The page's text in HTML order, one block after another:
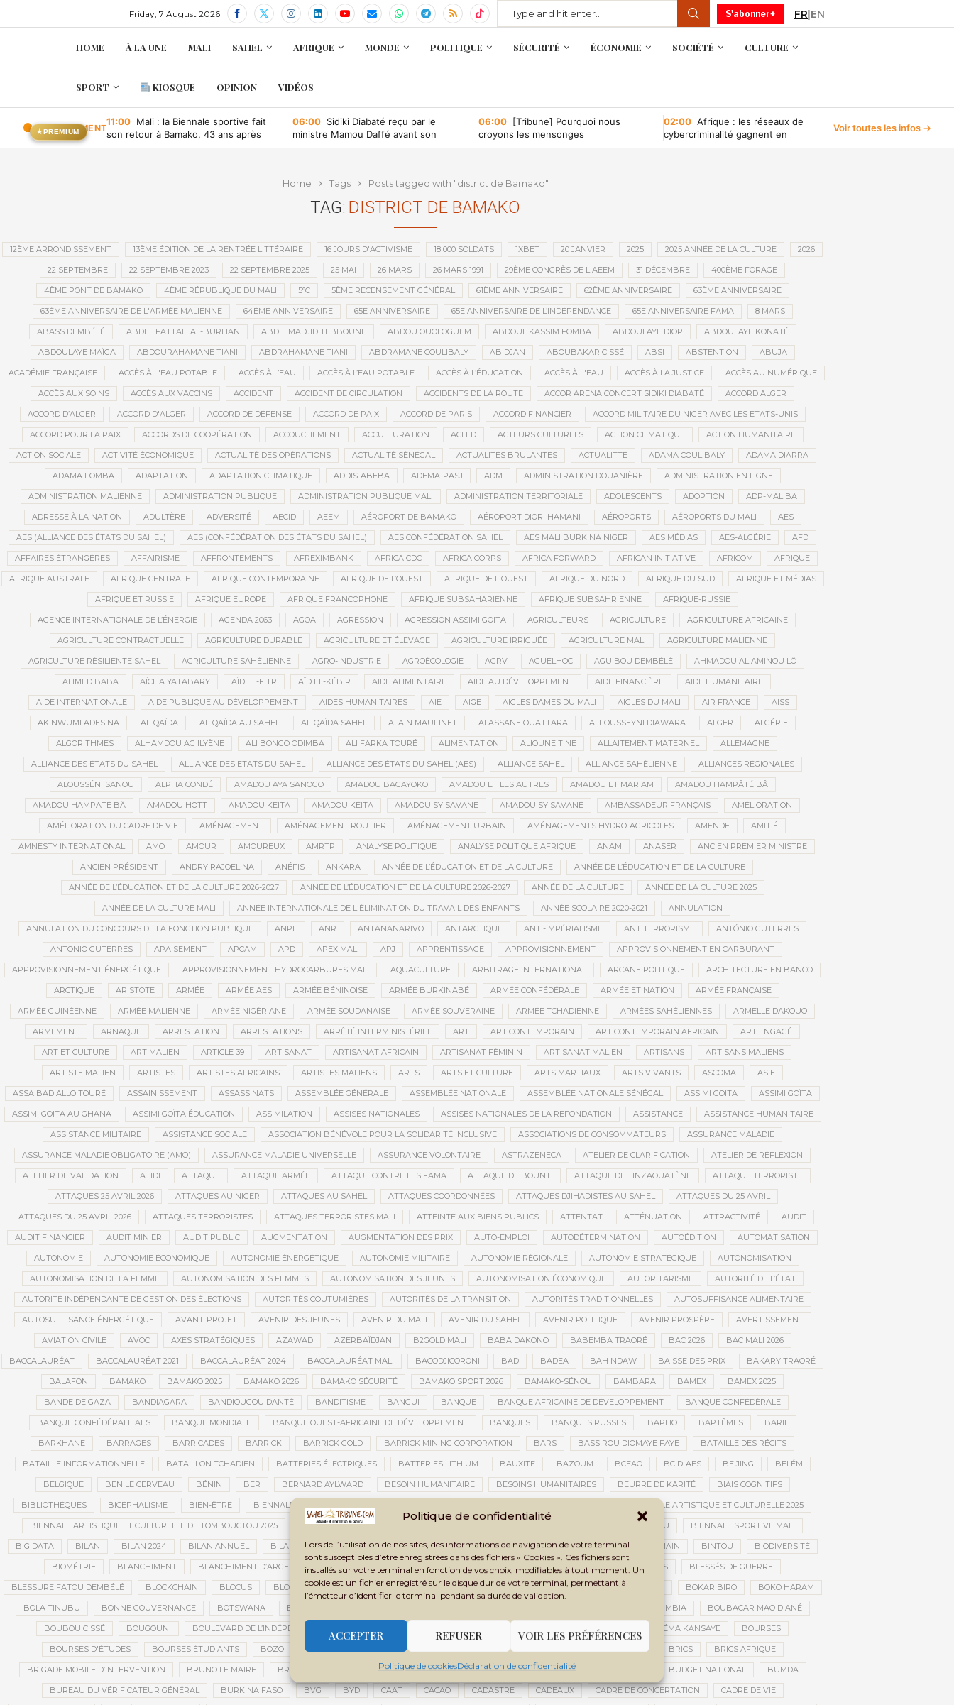
Politique de confidentialité
Lors de l’utilisation de nos sites, des informations de navigation de votre terminal
sont susceptibles d’être enregistrées dans des fichiers « Cookies ». Ces fichiers sont
installés sur votre terminal en fonction de vos choix, modifiables à tout moment. Un
cookie est un fichier enregistré sur le disque dur de votre terminal, permettant à
l’émetteur d’identifier le terminal pendant sa durée de validation.
ACCEPTER REFUSER VOIR LES PRÉFÉRENCES
Politique de cookiesDéclaration de confidentialité
Friday, 7 August 2026 S'abonner+ FR|EN
HOME À LA UNE MALI SAHEL AFRIQUE MONDE POLITIQUE SÉCURITÉ ÉCONOMIE SOCIÉTÉ CULTURE
SPORT KIOSQUE OPINION VIDÉOS
EN CE MOMENT
★PREMIUM
11:00 Mali : la Biennale sportive fait
son retour à Bamako, 43 ans après
06:00 Sidiki Diabaté reçu par le
ministre Mamou Daffé avant son
06:00 [Tribune] Pourquoi nous
croyons les mensonges
02:00 Afrique : les réseaux de
cybercriminalité gagnent en
Voir toutes les infos →
Home Tags Posts tagged with "district de Bamako"
TAG: DISTRICT DE BAMAKO
12ÈME ARRONDISSEMENT 13ÈME ÉDITION DE LA RENTRÉE LITTÉRAIRE 16 JOURS D'ACTIVISME 18 000 SOLDATS 1XBET 20 JANVIER 2025 2025 ANNÉE DE LA CULTURE 2026
22 SEPTEMBRE 22 SEPTEMBRE 2023 22 SEPTEMBRE 2025 25 MAI 26 MARS 26 MARS 1991 29ÈME CONGRÈS DE L'AEEM 31 DÉCEMBRE 400ÈME FORAGE
4ÈME PONT DE BAMAKO 4ÈME RÉPUBLIQUE DU MALI 5°C 5ÈME RECENSEMENT GÉNÉRAL 61ÈME ANNIVERSAIRE 62ÈME ANNIVERSAIRE 63ÈME ANNIVERSAIRE
63ÈME ANNIVERSAIRE DE L'ARMÉE MALIENNE 64ÈME ANNIVERSAIRE 65E ANNIVERSAIRE 65E ANNIVERSAIRE DE L’INDÉPENDANCE 65E ANNIVERSAIRE FAMA 8 MARS
ABASS DEMBÉLÉ ABDEL FATTAH AL-BURHAN ABDELMADJID TEBBOUNE ABDOU OUOLOGUEM ABDOUL KASSIM FOMBA ABDOULAYE DIOP ABDOULAYE KONATÉ
ABDOULAYE MAÏGA ABDOURAHAMANE TIANI ABDRAHAMANE TIANI ABDRAMANE COULIBALY ABIDJAN ABOUBAKAR CISSÉ ABSI ABSTENTION ABUJA
ACADÉMIE FRANÇAISE ACCÈS À L'EAU POTABLE ACCÈS À L’EAU ACCÈS À L’EAU POTABLE ACCÈS À L’ÉDUCATION ACCÈS À L'EAU ACCÈS À LA JUSTICE ACCÈS AU NUMÉRIQUE
ACCÈS AUX SOINS ACCÈS AUX VACCINS ACCIDENT ACCIDENT DE CIRCULATION ACCIDENTS DE LA ROUTE ACCOR ARENA CONCERT SIDIKI DIABATÉ ACCORD ALGER
ACCORD D’ALGER ACCORD D'ALGER ACCORD DE DÉFENSE ACCORD DE PAIX ACCORD DE PARIS ACCORD FINANCIER ACCORD MILITAIRE DU NIGER AVEC LES ETATS-UNIS
ACCORD POUR LA PAIX ACCORDS DE COOPÉRATION ACCOUCHEMENT ACCULTURATION ACLED ACTEURS CULTURELS ACTION CLIMATIQUE ACTION HUMANITAIRE
ACTION SOCIALE ACTIVITÉ ÉCONOMIQUE ACTUALITÉ DES OPÉRATIONS ACTUALITÉ SÉNÉGAL ACTUALITÉS BRULANTES ACTUALITTÉ ADAMA COULIBALY ADAMA DIARRA
ADAMA FOMBA ADAPTATION ADAPTATION CLIMATIQUE ADDIS-ABEBA ADEMA-PASJ ADM ADMINISTRATION DOUANIÈRE ADMINISTRATION EN LIGNE
ADMINISTRATION MALIENNE ADMINISTRATION PUBLIQUE ADMINISTRATION PUBLIQUE MALI ADMINISTRATION TERRITORIALE ADOLESCENTS ADOPTION ADP-MALIBA
ADRESSE À LA NATION ADULTÈRE ADVERSITÉ AECID AEEM AÉROPORT DE BAMAKO AÉROPORT DIORI HAMANI AÉROPORTS AÉROPORTS DU MALI AES
AES (ALLIANCE DES ÉTATS DU SAHEL) AES (CONFÉDÉRATION DES ÉTATS DU SAHEL) AES CONFÉDÉRATION SAHEL AES MALI BURKINA NIGER AES MÉDIAS AES-ALGÉRIE AFD
AFFAIRES ÉTRANGÈRES AFFAIRISME AFFRONTEMENTS AFREXIMBANK AFRICA CDC AFRICA CORPS AFRICA FORWARD AFRICAN INITIATIVE AFRICOM AFRIQUE
AFRIQUE AUSTRALE AFRIQUE CENTRALE AFRIQUE CONTEMPORAINE AFRIQUE DE L’OUEST AFRIQUE DE L'OUEST AFRIQUE DU NORD AFRIQUE DU SUD AFRIQUE ET MÉDIAS
AFRIQUE ET RUSSIE AFRIQUE EUROPE AFRIQUE FRANCOPHONE AFRIQUE SUBSAHARIENNE AFRIQUE SUBSAHRIENNE AFRIQUE-RUSSIE
AGENCE INTERNATIONALE DE L’ÉNERGIE AGENDA 2063 AGOA AGRESSION AGRESSION ASSIMI GOITA AGRICULTEURS AGRICULTURE AGRICULTURE AFRICAINE
AGRICULTURE CONTRACTUELLE AGRICULTURE DURABLE AGRICULTURE ET ÉLEVAGE AGRICULTURE IRRIGUÉE AGRICULTURE MALI AGRICULTURE MALIENNE
AGRICULTURE RÉSILIENTE SAHEL AGRICULTURE SAHÉLIENNE AGRO-INDUSTRIE AGROÉCOLOGIE AGRV AGUELHOC AGUIBOU DEMBÉLÉ AHMADOU AL AMINOU LÔ
AHMED BABA AÏCHA YATABARY AÏD EL-FITR AÏD EL-KÉBIR AIDE ALIMENTAIRE AIDE AU DÉVELOPPEMENT AIDE FINANCIÈRE AIDE HUMANITAIRE
AIDE INTERNATIONALE AIDE PUBLIQUE AU DÉVELOPPEMENT AIDES HUMANITAIRES AIE AIGE AIGLES DAMES DU MALI AIGLES DU MALI AIR FRANCE AISS
AKINWUMI ADESINA AL-QAÏDA AL-QAÏDA AU SAHEL AL-QAÏDA SAHEL ALAIN MAUFINET ALASSANE OUATTARA ALFOUSSEYNI DIAWARA ALGER ALGÉRIE
ALGORITHMES ALHAMDOU AG ILYÈNE ALI BONGO ODIMBA ALI FARKA TOURÉ ALIMENTATION ALIOUNE TINE ALLAITEMENT MATERNEL ALLEMAGNE
ALLIANCE DES ÉTATS DU SAHEL ALLIANCE DES ETATS DU SAHEL ALLIANCE DES ÉTATS DU SAHEL (AES) ALLIANCE SAHEL ALLIANCE SAHÉLIENNE ALLIANCES RÉGIONALES
ALOUSSÉNI SANOU ALPHA CONDÉ AMADOU AYA SANOGO AMADOU BAGAYOKO AMADOU ET LES AUTRES AMADOU ET MARIAM AMADOU HAMPÂTÉ BÂ
AMADOU HAMPATÉ BÂ AMADOU HOTT AMADOU KEÏTA AMADOU KÉITA AMADOU SY SAVANE AMADOU SY SAVANÉ AMBASSADEUR FRANÇAIS AMÉLIORATION
AMÉLIORATION DU CADRE DE VIE AMÉNAGEMENT AMÉNAGEMENT ROUTIER AMÉNAGEMENT URBAIN AMÉNAGEMENTS HYDRO-AGRICOLES AMENDE AMITIÉ
AMNESTY INTERNATIONAL AMO AMOUR AMOUREUX AMRTP ANALYSE POLITIQUE ANALYSE POLITIQUE AFRIQUE ANAM ANASER ANCIEN PREMIER MINISTRE
ANCIEN PRÉSIDENT ANDRY RAJOELINA ANÉFIS ANKARA ANNÉE DE L’ÉDUCATION ET DE LA CULTURE ANNÉE DE L’ÉDUCATION ET DE LA CULTURE
ANNÉE DE L’ÉDUCATION ET DE LA CULTURE 2026-2027 ANNÉE DE L’ÉDUCATION ET DE LA CULTURE 2026-2027 ANNÉE DE LA CULTURE ANNÉE DE LA CULTURE 2025
ANNÉE DE LA CULTURE MALI ANNÉE INTERNATIONALE DE L'ÉLIMINATION DU TRAVAIL DES ENFANTS ANNÉE SCOLAIRE 2020-2021 ANNULATION
ANNULATION DU CONCOURS DE LA FONCTION PUBLIQUE ANPE ANR ANTANANARIVO ANTARCTIQUE ANTI-IMPÉRIALISME ANTITERRORISME ANTÓNIO GUTERRES
ANTONIO GUTERRES APAISEMENT APCAM APD APEX MALI APJ APPRENTISSAGE APPROVISIONNEMENT APPROVISIONNEMENT EN CARBURANT
APPROVISIONNEMENT ÉNERGÉTIQUE APPROVISIONNEMENT HYDROCARBURES MALI AQUACULTURE ARBITRAGE INTERNATIONAL ARCANE POLITIQUE ARCHITECTURE EN BANCO
ARCTIQUE ARISTOTE ARMÉE ARMÉE AES ARMÉE BÉNINOISE ARMÉE BURKINABÉ ARMÉE CONFÉDÉRALE ARMÉE ET NATION ARMÉE FRANÇAISE
ARMÉE GUINÉENNE ARMÉE MALIENNE ARMÉE NIGÉRIANE ARMÉE SOUDANAISE ARMÉE SOUVERAINE ARMÉE TCHADIENNE ARMÉES SAHÉLIENNES ARMELLE DAKOUO
ARMEMENT ARNAQUE ARRESTATION ARRESTATIONS ARRÊTÉ INTERMINISTÉRIEL ART ART CONTEMPORAIN ART CONTEMPORAIN AFRICAIN ART ENGAGÉ
ART ET CULTURE ART MALIEN ARTICLE 39 ARTISANAT ARTISANAT AFRICAIN ARTISANAT FÉMININ ARTISANAT MALIEN ARTISANS ARTISANS MALIENS
ARTISTE MALIEN ARTISTES ARTISTES AFRICAINS ARTISTES MALIENS ARTS ARTS ET CULTURE ARTS MARTIAUX ARTS VIVANTS ASCOMA ASIE
ASSA BADIALLO TOURÉ ASSAINISSEMENT ASSASSINATS ASSEMBLÉE GÉNÉRALE ASSEMBLÉE NATIONALE ASSEMBLÉE NATIONALE SÉNÉGAL ASSIMI GOITA ASSIMI GOÏTA
ASSIMI GOITA AU GHANA ASSIMI GOÏTA ÉDUCATION ASSIMILATION ASSISES NATIONALES ASSISES NATIONALES DE LA REFONDATION ASSISTANCE ASSISTANCE HUMANITAIRE
ASSISTANCE MILITAIRE ASSISTANCE SOCIALE ASSOCIATION BÉNÉVOLE POUR LA SOLIDARITÉ INCLUSIVE ASSOCIATIONS DE CONSOMMATEURS ASSURANCE MALADIE
ASSURANCE MALADIE OBLIGATOIRE (AMO) ASSURANCE MALADIE UNIVERSELLE ASSURANCE VOLONTAIRE ASTRAZENECA ATELIER DE CLARIFICATION ATELIER DE RÉFLEXION
ATELIER DE VALIDATION ATIDI ATTAQUE ATTAQUE ARMÉE ATTAQUE CONTRE LES FAMA ATTAQUE DE BOUNTI ATTAQUE DE TINZAOUATÈNE ATTAQUE TERRORISTE
ATTAQUES 25 AVRIL 2026 ATTAQUES AU NIGER ATTAQUES AU SAHEL ATTAQUES COORDONNÉES ATTAQUES DJIHADISTES AU SAHEL ATTAQUES DU 25 AVRIL
ATTAQUES DU 25 AVRIL 2026 ATTAQUES TERRORISTES ATTAQUES TERRORISTES MALI ATTEINTE AUX BIENS PUBLICS ATTENTAT ATTÉNUATION ATTRACTIVITÉ AUDIT
AUDIT FINANCIER AUDIT MINIER AUDIT PUBLIC AUGMENTATION AUGMENTATION DES PRIX AUTO-EMPLOI AUTODÉTERMINATION AUTOÉDITION AUTOMATISATION
AUTONOMIE AUTONOMIE ÉCONOMIQUE AUTONOMIE ÉNERGÉTIQUE AUTONOMIE MILITAIRE AUTONOMIE RÉGIONALE AUTONOMIE STRATÉGIQUE AUTONOMISATION
AUTONOMISATION DE LA FEMME AUTONOMISATION DES FEMMES AUTONOMISATION DES JEUNES AUTONOMISATION ÉCONOMIQUE AUTORITARISME AUTORITÉ DE L’ÉTAT
AUTORITÉ INDÉPENDANTE DE GESTION DES ÉLECTIONS AUTORITÉS COUTUMIÈRES AUTORITÉS DE LA TRANSITION AUTORITÉS TRADITIONNELLES AUTOSUFFISANCE ALIMENTAIRE
AUTOSUFFISANCE ÉNERGÉTIQUE AVANT-PROJET AVENIR DES JEUNES AVENIR DU MALI AVENIR DU SAHEL AVENIR POLITIQUE AVENIR PROSPÈRE AVERTISSEMENT
AVIATION CIVILE AVOC AXES STRATÉGIQUES AZAWAD AZERBAÏDJAN B2GOLD MALI BABA DAKONO BABEMBA TRAORÉ BAC 2026 BAC MALI 2026
BACCALAURÉAT BACCALAURÉAT 2021 BACCALAURÉAT 2024 BACCALAURÉAT MALI BACODJICORONI BAD BADEA BAH NDAW BAISSE DES PRIX BAKARY TRAORÉ
BALAFON BAMAKO BAMAKO 2025 BAMAKO 2026 BAMAKO SÉCURITÉ BAMAKO SPORT 2026 BAMAKO-SÉNOU BAMBARA BAMEX BAMEX 2025
BANDE DE GAZA BANDIAGARA BANDIOUGOU DANTÉ BANDITISME BANGUI BANQUE BANQUE AFRICAINE DE DÉVELOPPEMENT BANQUE CONFÉDÉRALE
BANQUE CONFÉDÉRALE AES BANQUE MONDIALE BANQUE OUEST-AFRICAINE DE DÉVELOPPEMENT BANQUES BANQUES RUSSES BAPHO BAPTÊMES BARIL
BARKHANE BARRAGES BARRICADES BARRICK BARRICK GOLD BARRICK MINING CORPORATION BARS BASSIROU DIOMAYE FAYE BATAILLE DES RÉCITS
BATAILLE INFORMATIONNELLE BATAILLON TCHADIEN BATTERIES ÉLECTRIQUES BATTERIES LITHIUM BAUXITE BAZOUM BCEAO BCID-AES BEIJING BELÉM
BELGIQUE BEN LE CERVEAU BÉNIN BER BERNARD AYLWARD BESOIN HUMANITAIRE BESOINS HUMANITAIRES BEURRE DE KARITÉ BIAIS COGNITIFS
BIBLIOTHÈQUES BICÉPHALISME BIEN-ÊTRE BIENNALE AFRICAINE DE LA PHOTOGRAPHIE BIENNALE ARTISTIQUE ET CULTURELLE 2025
BIENNALE ARTISTIQUE ET CULTURELLE DE TOMBOUCTOU 2025 BIENNALE ARTISTIQUE ET CULTURELLE TOMBOUCTOU 2025 BIENNALE DE TOMBOUCTOU BIENNALE SPORTIVE MALI
BIG DATA BILAN BILAN 2024 BILAN ANNUEL BILAN DE LA TRANSITION BILAN DES ACTIVITÉS BILAN ET PERSPECTIVES BILAN HUMAIN BINTOU BIODIVERSITÉ
BIOMÉTRIE BLANCHIMENT BLANCHIMENT D’ARGENT BLANCHIMENT DE CAPITAUX BLASPHÈME BLÉ BLÉ RUSSE BLESSÉS BLESSÉS DE GUERRE
BLESSURE FATOU DEMBÉLÉ BLOCKCHAIN BLOCUS BLOCUS ÉCONOMIQUE BLOGING BNDA BOAD BOBO-DIOULASSO BOGOLAN BOKAR BIRO BOKO HARAM
BOLA TINUBU BONNE GOUVERNANCE BOTSWANA BOUARÉ FILY SISSOKO BOUBACAR DOUMBIA BOUBACAR MAO DIANÉ
BOUBOU CISSÉ BOUGOUNI BOULEVARD DE L’INDÉPENDANCE BOUREM BOURÉMA KANSAYE BOURSES
BOURSES D'ÉTUDES BOURSES ÉTUDIANTS BOZO BRASSAGE CULTUREL BRÉSIL BRICE OLIGUI NGUEMA BRICS BRICS AFRIQUE
BRIGADE MOBILE D’INTERVENTION BRUNO LE MAIRE BRUXELLES BUDGET 2027-2029 BUDGET AGRICOLE BUDGET DE LA PRÉSIDENCE BUDGET NATIONAL BUMDA
BUREAU DU VÉRIFICATEUR GÉNÉRAL BURKINA FASO BVG BYD CAAT CACAO CADASTRE CADEAUX CADRE DE CONCERTATION CADRE DE VIE